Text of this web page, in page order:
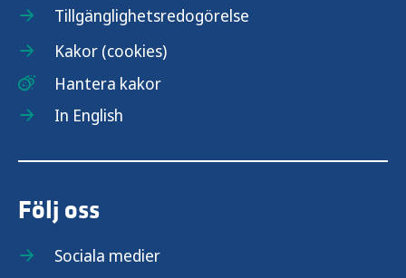
Tillgänglighetsredogörelse
Kakor (cookies)
Hantera kakor
In English
Följ oss
Sociala medier